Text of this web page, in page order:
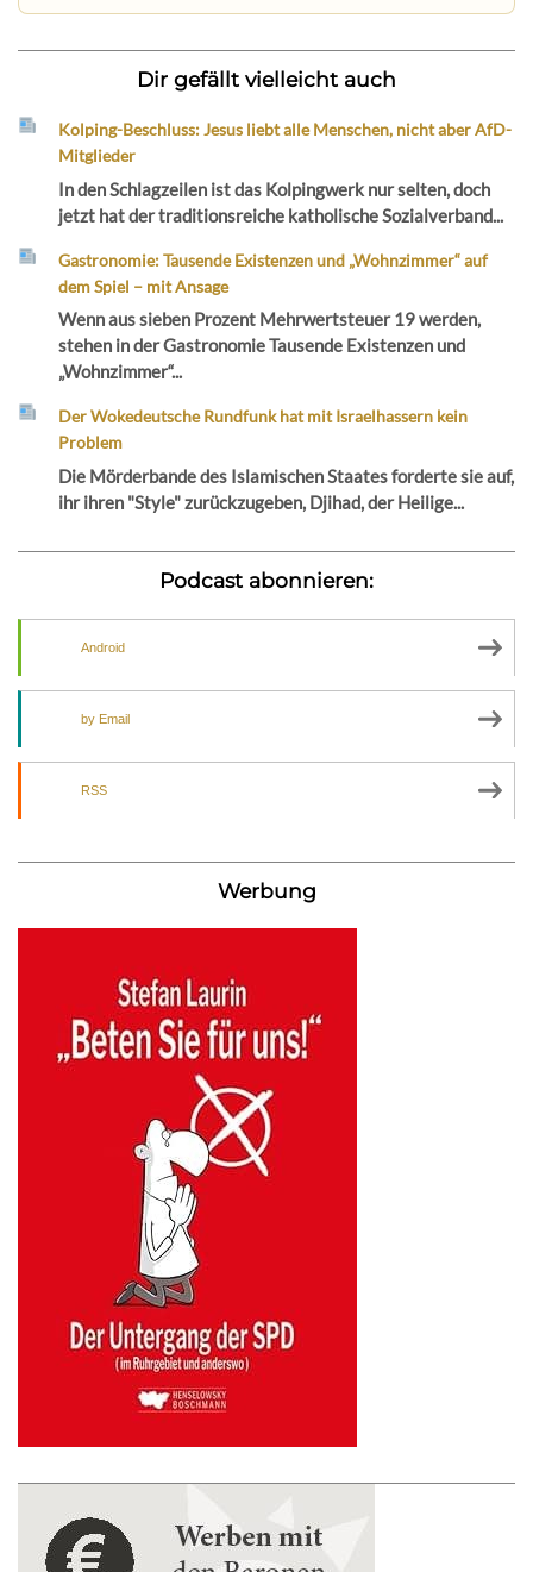
Dir gefällt vielleicht auch
Kolping-Beschluss: Jesus liebt alle Menschen, nicht aber AfD-
Mitglieder
In den Schlagzeilen ist das Kolpingwerk nur selten, doch
jetzt hat der traditionsreiche katholische Sozialverband...
Gastronomie: Tausende Existenzen und „Wohnzimmer“ auf
dem Spiel – mit Ansage
Wenn aus sieben Prozent Mehrwertsteuer 19 werden,
stehen in der Gastronomie Tausende Existenzen und
„Wohnzimmer“...
Der Wokedeutsche Rundfunk hat mit Israelhassern kein
Problem
Die Mörderbande des Islamischen Staates forderte sie auf,
ihr ihren "Style" zurückzugeben, Djihad, der Heilige...
Podcast abonnieren:
Android
by Email
RSS
Werbung